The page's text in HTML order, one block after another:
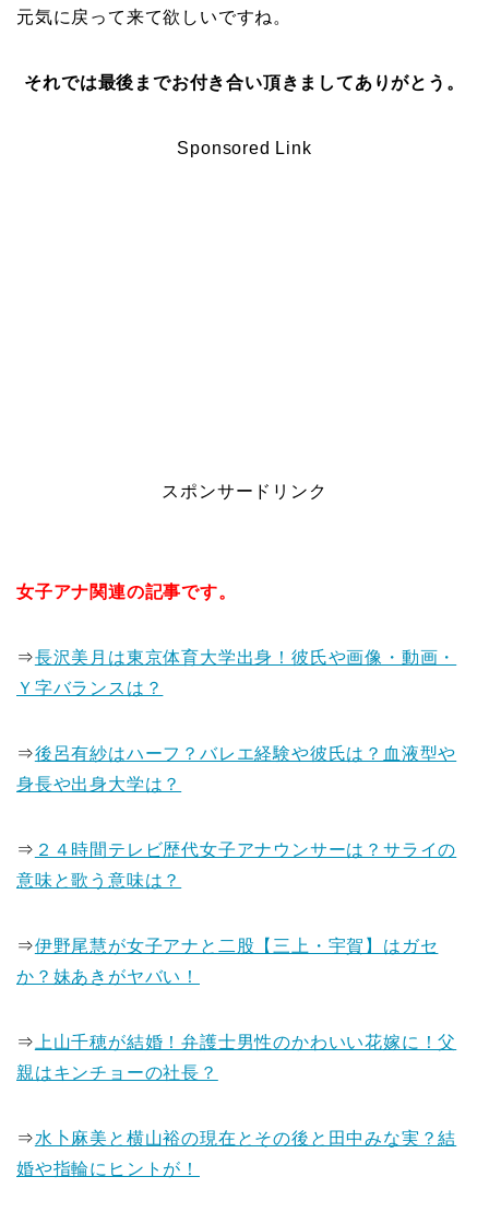
元気に戻って来て欲しいですね。
それでは最後までお付き合い頂きましてありがとう。
Sponsored Link
スポンサードリンク
女子アナ関連の記事です。
⇒長沢美月は東京体育大学出身！彼氏や画像・動画・
Ｙ字バランスは？
⇒後呂有紗はハーフ？バレエ経験や彼氏は？血液型や
身長や出身大学は？
⇒ ２４時間テレビ歴代女子アナウンサーは？サライの
意味と歌う意味は？
⇒伊野尾慧が女子アナと二股【三上・宇賀】はガセ
か？妹あきがヤバい！
⇒ 上山千穂が結婚！弁護士男性のかわいい花嫁に！父
親はキンチョーの社長？
⇒水卜麻美と横山裕の現在とその後と田中みな実？結
婚や指輪にヒントが！